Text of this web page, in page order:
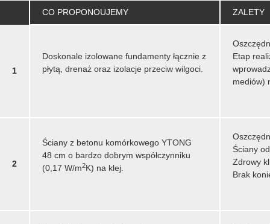
CO PROPONOUJEMY ZALETY
1
Doskonale izolowane fundamenty łącznie z
płytą, drenaż oraz izolacje przeciw wilgoci.
Etap
mediów)
2
Ściany z betonu komórkowego YTONG
48 cm o bardzo dobrym współczynniku
(0,17 W/m2K) na klej.
Ściany
Zdrowy
Brak